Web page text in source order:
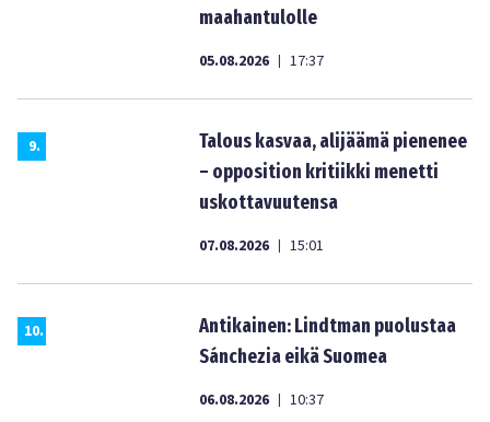
maahantulolle
05.08.2026 | 17:37
9.
Talous kasvaa, alijäämä pienenee
– opposition kritiikki menetti
uskottavuutensa
07.08.2026 | 15:01
10.
Antikainen: Lindtman puolustaa
Sánchezia eikä Suomea
06.08.2026 | 10:37